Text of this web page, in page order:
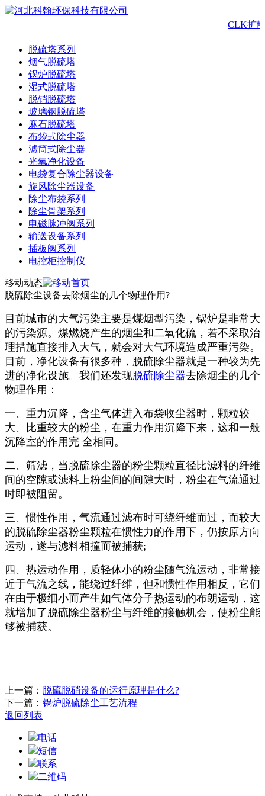
CLK扩
脱硫塔系列
烟气脱硫塔
锅炉脱硫塔
湿式脱硫塔
脱销脱硫塔
玻璃钢脱硫塔
麻石脱硫塔
布袋式除尘器
滤筒式除尘器
光氧净化设备
电袋复合除尘器设备
旋风除尘器设备
除尘布袋系列
除尘骨架系列
电磁脉冲阀系列
输送设备系列
插板阀系列
电控柜控制仪
移动动态
脱硫除尘设备去除烟尘的几个物理作用?
目前城市的大气污染主要是煤烟型污染，锅炉是非常大
的污染源。煤燃烧产生的烟尘和二氧化硫，若不采取治
理措施直接排入大气，就会对大气环境造成严重污染。
目前，净化设备有很多种，脱硫除尘器就是一种较为先
进的净化设施。我们还发现脱硫除尘器去除烟尘的几个
物理作用：
一、重力沉降，含尘气体进入布袋收尘器时，颗粒较
大、比重较大的粉尘，在重力作用沉降下来，这和一般
沉降室的作用完 全相同。
二、筛滤，当脱硫除尘器的粉尘颗粒直径比滤料的纤维
间的空隙或滤料上粉尘间的间隙大时，粉尘在气流通过
时即被阻留。
三、惯性作用，气流通过滤布时可绕纤维而过，而较大
的脱硫除尘器粉尘颗粒在惯性力的作用下，仍按原方向
运动，遂与滤料相撞而被捕获;
四、热运动作用，质轻体小的粉尘随气流运动，非常接
近于气流之线，能绕过纤维，但和惯性作用相反，它们
在由于极细小而产生如气体分子热运动的布朗运动，这
就增加了脱硫除尘器粉尘与纤维的接触机会，使粉尘能
够被捕获。
上一篇： 脱硫脱硝设备的运行原理是什么?
下一篇： 锅炉脱硫除尘工艺流程
返回列表
电话
短信
联系
二维码